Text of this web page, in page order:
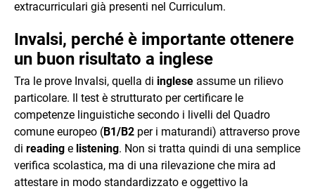
extracurriculari già presenti nel Curriculum.
Invalsi, perché è importante ottenere
un buon risultato a inglese
Tra le prove Invalsi, quella di inglese assume un rilievo
particolare. Il test è strutturato per certificare le
competenze linguistiche secondo i livelli del Quadro
comune europeo (B1/B2 per i maturandi) attraverso prove
di reading e listening. Non si tratta quindi di una semplice
verifica scolastica, ma di una rilevazione che mira ad
attestare in modo standardizzato e oggettivo la